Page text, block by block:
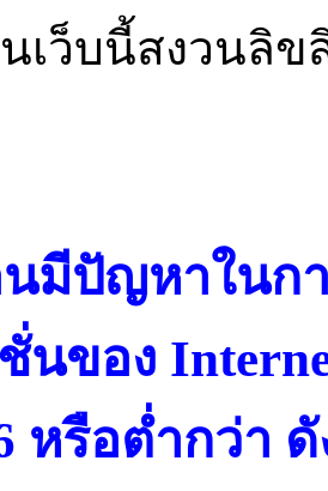
เว็บนี้สงวนลิ
มีปัญหาในกา
นของ
หรือต่ำกว่า